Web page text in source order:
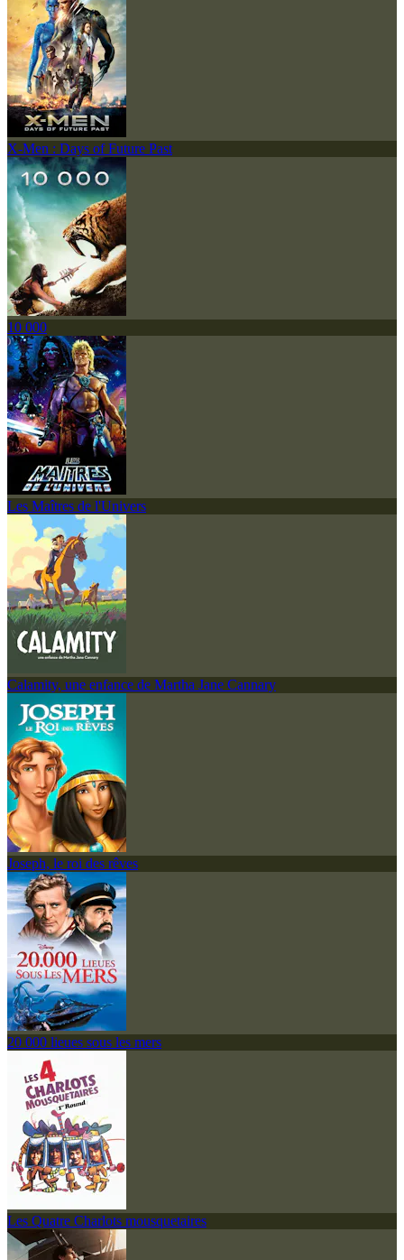
X-Men : Days of Future Past
10 000
Les Maîtres de l'Univers
Calamity, une enfance de Martha Jane Cannary
Joseph, le roi des rêves
20 000 lieues sous les mers
Les Quatre Charlots mousquetaires